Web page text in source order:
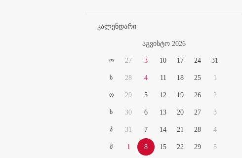
კალენდარი
აგვისტო 2026
ო
ს
ო
ხ
პ
შ
27
28
29
30
31
1
3
4
5
6
7
8
10
11
12
13
14
15
17
18
19
20
21
22
24
25
26
27
28
29
31
1
2
3
4
5